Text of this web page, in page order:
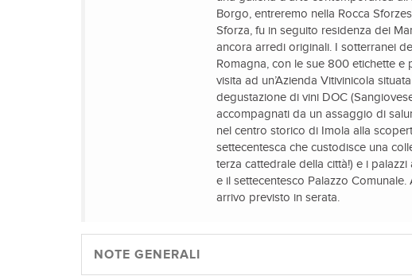
Borgo, entreremo nella Rocca
Sforza, fu in seguito residenza dei
ancora arredi originali. I sotterranei
Romagna, con le sue 800 etichette
visita ad un’Azienda Vitivinicola
degustazione di vini DOC
accompagnati da un assaggio di
nel centro storico di Imola alla
settecentesca che custodisce una
terza cattedrale della città!) e i
e il settecentesco Palazzo
arrivo previsto in serata.
NOTE GENERALI